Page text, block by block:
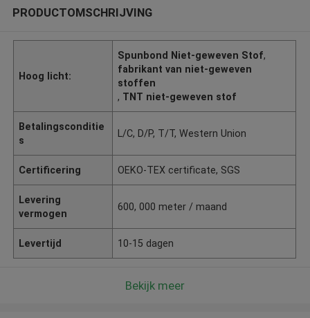
PRODUCTOMSCHRIJVING
Hoog licht:
Spunbond Niet-geweven Stof,
fabrikant van niet-geweven
stoffen
, TNT niet-geweven stof
Betalingsconditie
s
L/C, D/P, T/T, Western Union
Certificering OEKO-TEX certificate, SGS
Levering
vermogen
600, 000 meter / maand
Levertijd 10-15 dagen
Bekijk meer